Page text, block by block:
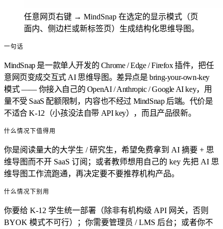
任意网页右键 → MindSnap 在选定的显示模式（页
面内、侧边栏或新标签页）生成结构化思维导图。
一句话
MindSnap 是一款单人开发的 Chrome / Edge / Firefox 插件，把任
意网页变成交互式 AI 思维导图。差异点是 bring-your-own-key
模式 —— 你接入自己的 OpenAI / Anthropic / Google AI key，用
量不受 SaaS 配额限制，内容也不经过 MindSnap 后端。代价是
不适合 K-12（小孩没法自带 API key），而且产品很新。
什么情况下值得用
你是阅读量大的大学生 / 研究生，希望免费拿到 AI 摘要 + 思
维导图而不开 SaaS 订阅；或者教师想用自己的 key 先把 AI 思
维导图工作流跑通，再决定要不要推荐机构产品。
什么情况下别用
你要给 K-12 学生统一部署（除非有机构级 API 网关，否则
BYOK 模式不可行）；你需要管理员 / LMS 后台；或者你不